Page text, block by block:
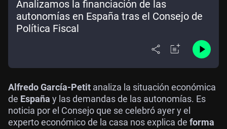
Analizamos la financiación de las
autonomías en España tras el Consejo de
Política Fiscal
Alfredo García-Petit analiza la situación económica
de España y las demandas de las autonomías. Es
noticia por el Consejo que se celebró ayer y el
experto económico de la casa nos explica de forma